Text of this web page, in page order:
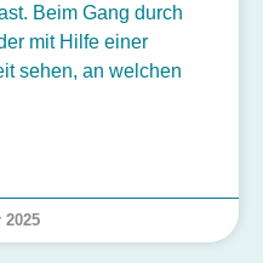
Beim Gang durch
mit Hilfe einer
sehen, an welchen
2025